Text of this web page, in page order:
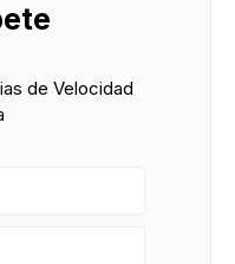
de Velocidad